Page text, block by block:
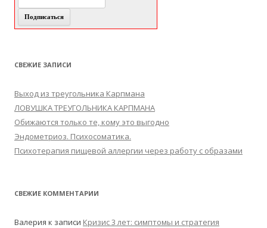
СВЕЖИЕ ЗАПИСИ
Выход из треугольника Карпмана
ЛОВУШКА ТРЕУГОЛЬНИКА КАРПМАНА
Обижаются только те, кому это выгодно
Эндометриоз. Психосоматика.
Психотерапия пищевой аллергии через работу с образами
СВЕЖИЕ КОММЕНТАРИИ
Валерия к записи Кризис 3 лет: симптомы и стратегия